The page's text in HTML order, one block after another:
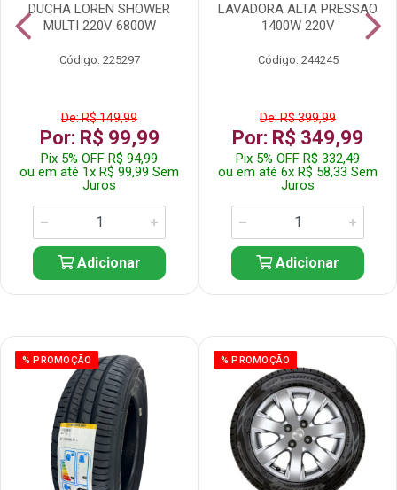
DUCHA LOREN SHOWER
MULTI 220V 6800W
Código: 225297
De: R$ 149,99
Por: R$ 99,99
Pix 5% OFF R$ 94,99
ou em até 1x R$ 99,99 Sem
Juros
Adicionar
LAVADORA ALTA PRESSAO
1400W 220V
Código: 244245
De: R$ 399,99
Por: R$ 349,99
Pix 5% OFF R$ 332,49
ou em até 6x R$ 58,33 Sem
Juros
Adicionar
% PROMOÇÃO % PROMOÇÃO